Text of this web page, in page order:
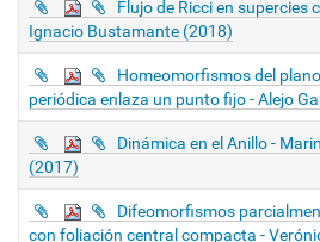
Flujo de Ricci en supercies
Ignacio Bustamante (2018)
Homeomorfismos del
periódica enlaza un punto fijo - Alejo
Dinámica en el Anillo -
(2017)
Difeomorfismos
con foliación central compacta -